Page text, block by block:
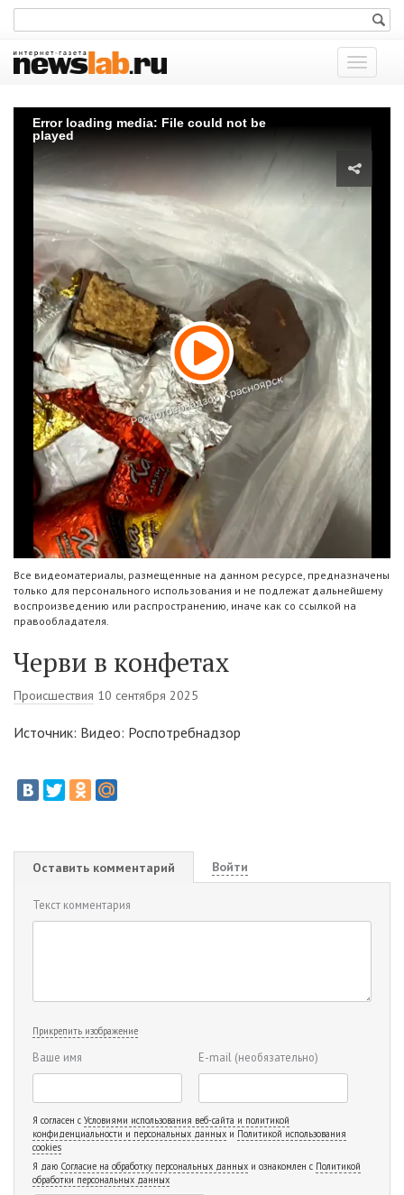
Показать
меню
Error loading media: File could not be
played
Все видеоматериалы, размещенные на данном ресурсе, предназначены
только для персонального использования и не подлежат дальнейшему
воспроизведению или распространению, иначе как со ссылкой на
правообладателя.
Черви в конфетах
Происшествия 10 сентября 2025
Источник: Видео: Роспотребнадзор
Оставить комментарий Войти
Текст комментария
Прикрепить изображение
Ваше имя E-mail (необязательно)
Я согласен с Условиями использования веб-сайта и политикой
конфиденциальности и персональных данных и Политикой использования
cookies
Я даю Согласие на обработку персональных данных и ознакомлен с Политикой
обработки персональных данных